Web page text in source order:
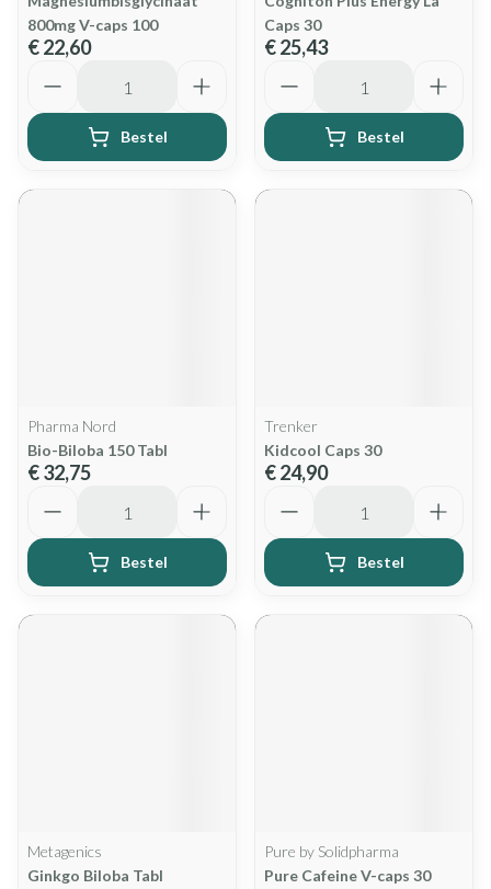
800mg V-caps 100
€ 22,60
Bestel
Caps 30
€ 25,43
Bestel
Pharma Nord
Bio-Biloba 150 Tabl
€ 32,75
Bestel
Trenker
Kidcool Caps 30
€ 24,90
Bestel
Metagenics
Ginkgo Biloba Tabl
Pure by Solidpharma
Pure Cafeine V-caps 30